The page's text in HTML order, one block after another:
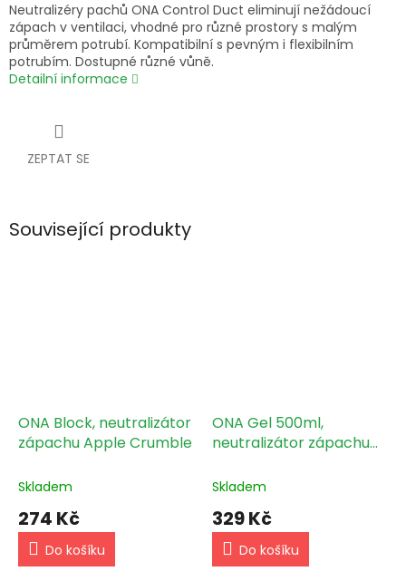
Neutralizéry pachů ONA Control Duct eliminují nežádoucí
zápach v ventilaci, vhodné pro různé prostory s malým
průměrem potrubí. Kompatibilní s pevným i flexibilním
potrubím. Dostupné různé vůně.
Detailní informace
ZEPTAT SE
Související produkty
ONA Block, neutralizátor
zápachu Apple Crumble
Skladem
274 Kč
Do košíku
ONA Gel 500ml,
neutralizátor zápachu
Skladem
329 Kč
Do košíku